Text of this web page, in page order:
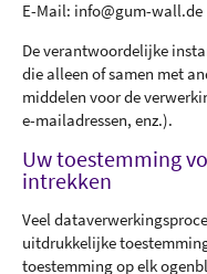
E-Mail: info@gum-wall.de
De verantwoordelijke
die alleen of samen met
middelen voor de
e-mailadressen, enz.).
Uw toestemming
intrekken
Veel
uitdrukkelijke
toestemming op elk